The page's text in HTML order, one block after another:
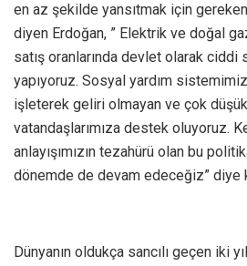
en az şekilde yansıtmak için
diyen Erdoğan, ” Elektrik ve doğal
satış oranlarında devlet olarak
yapıyoruz. Sosyal yardım
işleterek geliri olmayan ve çok
vatandaşlarımıza destek oluyoruz.
anlayışımızın tezahürü olan bu
dönemde de devam edeceğiz” diye
Dünyanın oldukça sancılı geçen iki